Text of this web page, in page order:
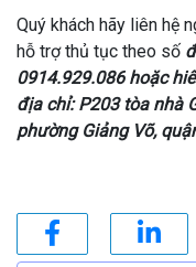
Quý khách hãy liên hệ
hỗ trợ thủ tục theo số
0914.929.086 hoặc
địa chỉ: P203 tòa nhà
phường Giảng Võ,